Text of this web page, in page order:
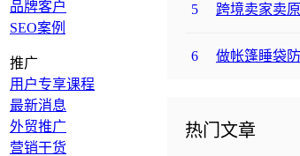
5 跨境卖家卖原子吸收光
6 做帐篷睡袋防虫红外
热门文章
品牌客户
SEO案例
推广
用户专享课程
最新消息
外贸推广
营销干货